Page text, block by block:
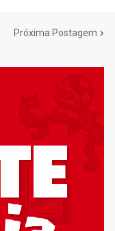
Próxima Postagem